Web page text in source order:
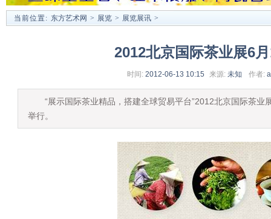
当前位置: 东方艺术网 > 展览 > 展览展讯 >
2012北京国际茶业展6
时间: 2012-06-13 10:15 来源: 未知 作者:
“展示国际茶业精品，搭建全球贸易平台”2012北京国际茶业
举行。